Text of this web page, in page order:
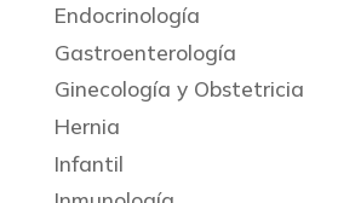
Endocrinología
Gastroenterología
Ginecología y Obstetricia
Hernia
Infantil